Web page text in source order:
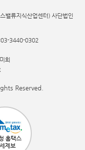
밸류지식산업센터) 사단법인
3440-0302
희
Reserved.
홈택스
제보